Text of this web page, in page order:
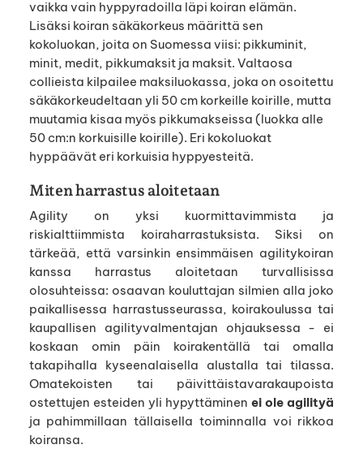
vaikka vain hyppyradoilla läpi koiran elämän.
Lisäksi koiran säkäkorkeus määrittä sen
kokoluokan, joita on Suomessa viisi: pikkuminit,
minit, medit, pikkumaksit ja maksit. Valtaosa
collieista kilpailee maksiluokassa, joka on osoitettu
säkäkorkeudeltaan yli 50 cm korkeille koirille, mutta
muutamia kisaa myös pikkumakseissa (luokka alle
50 cm:n korkuisille koirille). Eri kokoluokat
hyppäävät eri korkuisia hyppyesteitä.
Miten harrastus aloitetaan
Agility on yksi kuormittavimmista ja
riskialttiimmista koiraharrastuksista. Siksi on
tärkeää, että varsinkin ensimmäisen agilitykoiran
kanssa harrastus aloitetaan turvallisissa
olosuhteissa: osaavan kouluttajan silmien alla joko
paikallisessa harrastusseurassa, koirakoulussa tai
kaupallisen agilityvalmentajan ohjauksessa - ei
koskaan omin päin koirakentällä tai omalla
takapihalla kyseenalaisella alustalla tai tilassa.
Omatekoisten tai päivittäistavarakaupoista
ostettujen esteiden yli hypyttäminenei ole agilityä
ja pahimmillaan tällaisella toiminnalla voi rikkoa
koiransa.